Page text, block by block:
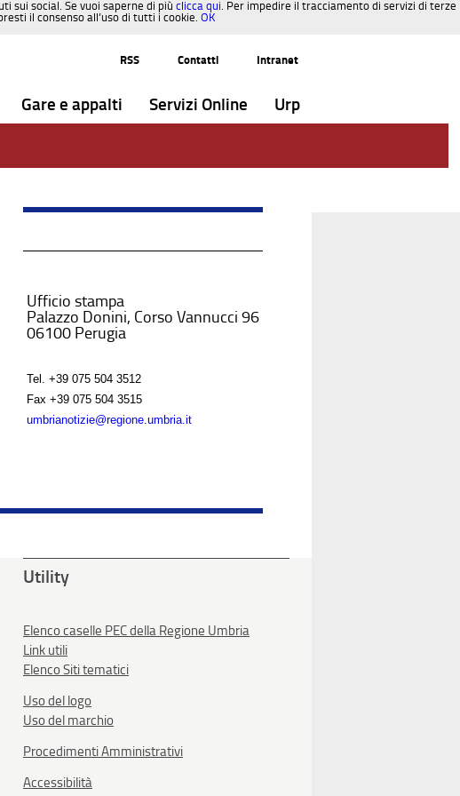
sui social. Se vuoi saperne di più clicca qui. Per impedire il tracciamento di servizi di terze
il consenso all’uso di tutti i cookie. OK
RSS
Contatti Intranet
Gare e appalti Servizi Online Urp
Ufficio stampa
Palazzo Donini, Corso Vannucci 96
06100 Perugia
Tel. +39 075 504 3512
Fax +39 075 504 3515
umbrianotizie@regione.umbria.it
Utility
Elenco caselle PEC della Regione Umbria
Link utili
Elenco Siti tematici
Uso del logo
Uso del marchio
Procedimenti Amministrativi
Accessibilità